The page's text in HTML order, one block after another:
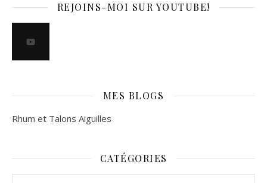
REJOINS-MOI SUR YOUTUBE!
MES BLOGS
Rhum et Talons Aiguilles
CATÉGORIES